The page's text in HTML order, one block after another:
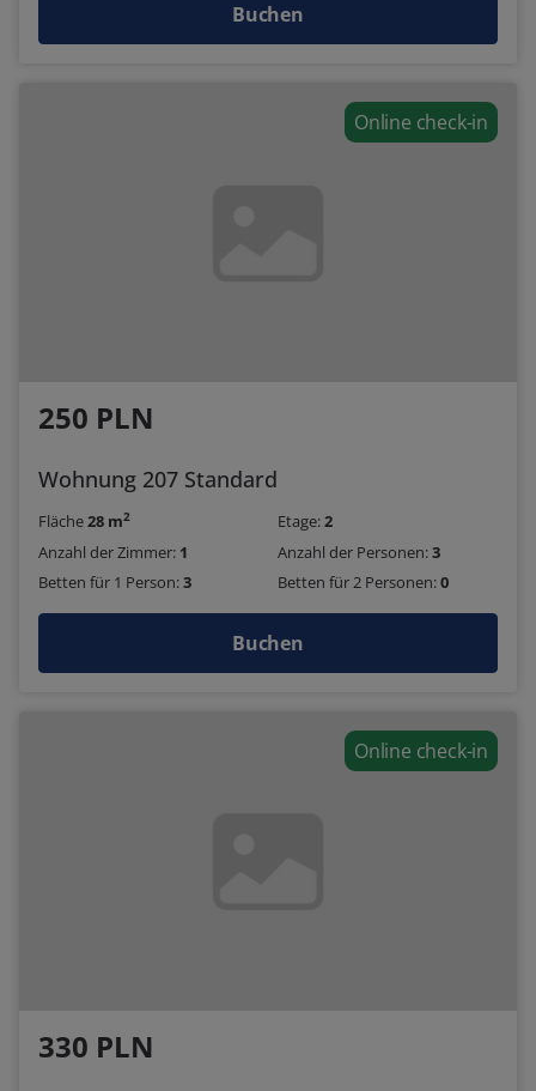
Buchen
Online check-in
250 PLN
Wohnung 207 Standard
Fläche28 m2 Etage:2
Anzahl der Zimmer: 1 Anzahl der Personen:3
Betten für 1 Person:3 Betten für 2 Personen:0
Buchen
Online check-in
330 PLN